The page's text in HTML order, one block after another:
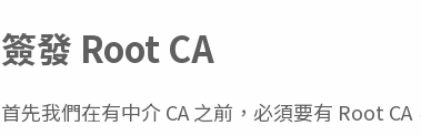
簽發 Root CA
首先我們在有中介 CA 之前，必須要有 Root